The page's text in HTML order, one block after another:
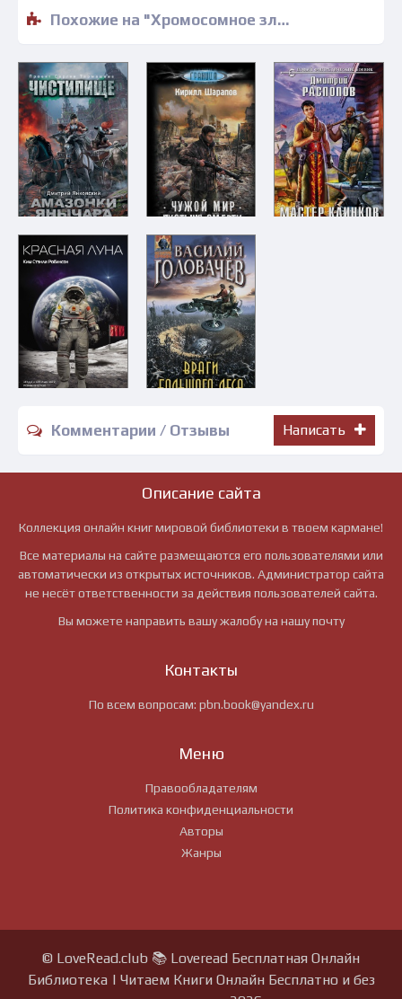
Похожие на "Хромосомное зло - Мик Фаррен" книги читать бесплатно полные версии
Комментарии / Отзывы Написать
Описание сайта
Коллекция онлайн книг мировой библиотеки в твоем кармане!
Все материалы на сайте размещаются его пользователями или
автоматически из открытых источников. Администратор сайта
не несёт ответственности за действия пользователей сайта.
Вы можете направить вашу жалобу на нашу почту
Контакты
По всем вопросам: pbn.book@yandex.ru
Меню
Правообладателям
Политика конфиденциальности
Авторы
Жанры
© LoveRead.club 📚 Loveread Бесплатная Онлайн
Библиотека | Читаем Книги Онлайн Бесплатно и без